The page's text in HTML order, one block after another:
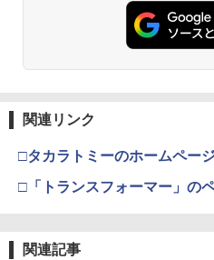
関連リンク
□タカラトミーのホームペー
□「トランスフォーマー」の
関連記事